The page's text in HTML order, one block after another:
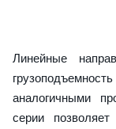
Линейные
аналогичными
серии